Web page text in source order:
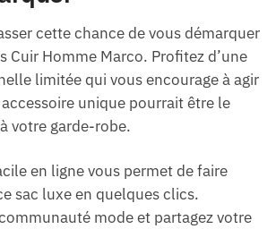
cette chance de vous démarquer
Cuir Homme Marco. Profitez d’une
limitée qui vous encourage à agir
unique pourrait être le
votre garde-robe.
en ligne vous permet de faire
sac luxe en quelques clics.
mode et partagez votre